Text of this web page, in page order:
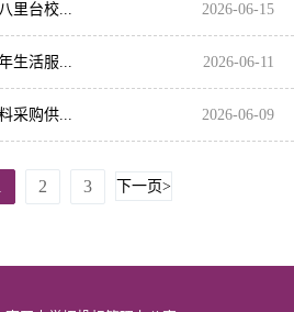
2026-06-15
里台校...
2026-06-11
生活服...
2026-06-09
采购供...
2 3 下一页>